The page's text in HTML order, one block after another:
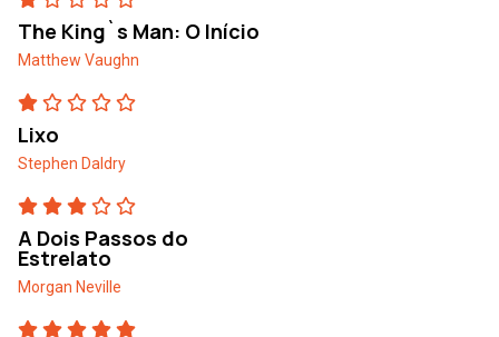
The King`s Man: O Início
Matthew Vaughn
Lixo
Stephen Daldry
A Dois Passos do
Estrelato
Morgan Neville